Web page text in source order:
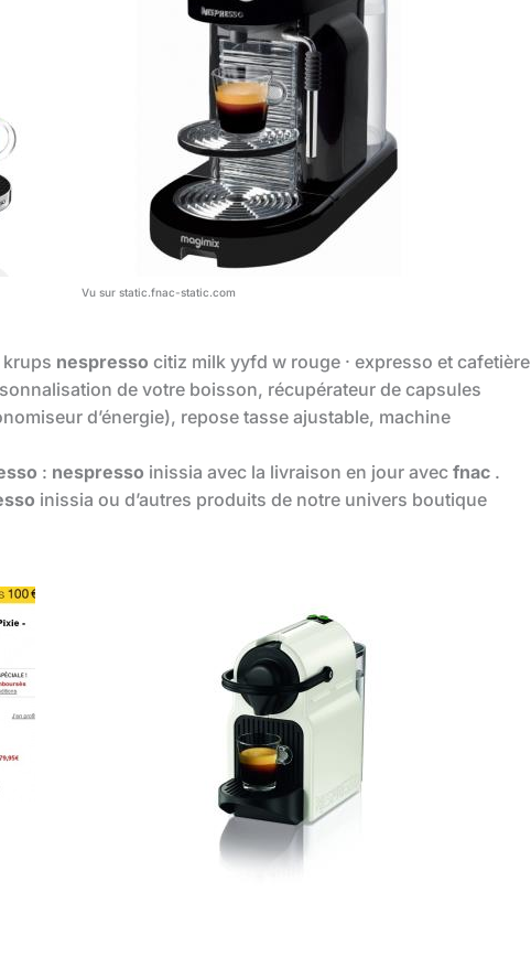
Vu sur static.fnac-static.com
nespresso citiz milk yyfd w rouge · expresso et cafetière
de votre boisson, récupérateur de capsules
d’énergie), repose tasse ajustable, machine
: nespresso inissia avec la livraison en jour avec fnac .
inissia ou d’autres produits de notre univers boutique